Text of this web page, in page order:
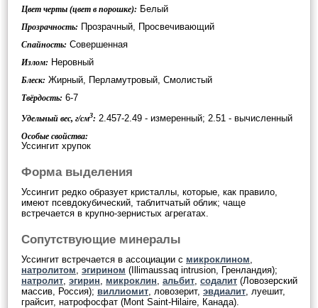
Цвет черты (цвет в порошке): Белый
Прозрачность: Прозрачный, Просвечивающий
Спайность: Совершенная
Излом: Неровный
Блеск: Жирный, Перламутровый, Смолистый
Твёрдость: 6-7
Удельный вес, г/см3: 2.457-2.49 - измеренный; 2.51 - вычисленный
Особые свойства:
Уссингит хрупок
Форма выделения
Уссингит редко образует кристаллы, которые, как правило,
имеют псевдокубический, таблитчатый облик; чаще
встречается в крупно-зернистых агрегатах.
Сопутствующие минералы
Уссингит встречается в ассоциации с микроклином
натролитом эгирином (Illimaussaq intrusion, Гренландия);
натролит эгирин микроклин альбит содалит (Ловозерский
массив, Россия); виллиомит , ловозерит, эвдиалит , луешит,
грайсит, натрофосфат (Mont Saint-Hilaire, Канада).